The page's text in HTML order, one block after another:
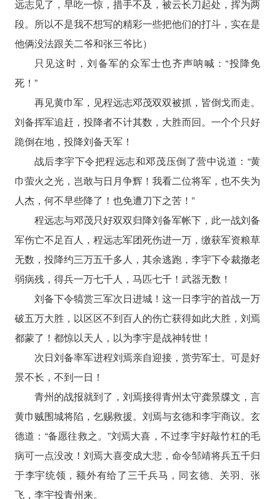
远志见了，早吃一惊，措手不及，被云长刀起处，挥为两
段。所以不是我不想写的精彩一些把他们的打斗，实在是
他俩没法跟关二爷和张三爷比）
只见这时，刘备军的众军士也齐声呐喊：“投降免
死！”
再见黄巾军，见程远志邓茂双双被抓，皆倒戈而走。
刘备挥军追赶，投降者不计其数，大胜而回。一个个只好
跪倒在地，投降刘备天军！
战后李宇下令把程远志和邓茂压倒了营中说道：“黄
巾萤火之光，岂敢与日月争辉！我看二位将军，也不失为
人杰，何不早些降了！也免遭刀下之苦！”
程远志与邓茂只好双双归降刘备军帐下，此一战刘备
军伤亡不足百人，程远志军团死伤进一万，缴获军资粮草
无数，投降约三万五千多人，其余逃跑，李宇下令裁撤老
弱病残，得兵一万七千人，马匹七千！武器无数！
刘备下令犒赏三军次日进城！这一日李宇的首战一万
破五万大胜，以区区不到百人的伤亡获得如此大胜，刘焉
都蒙了！都惊以天人，以为李宇是战神转世！
次日刘备率军进程刘焉亲自迎接，赏劳军士。可是好
景不长，不到一日！
青州的战报就到了，刘焉接得青州太守龚景牒文，言
黄巾贼围城将陷，乞赐救援。刘焉与玄德和李宇商议。玄
德道：“备愿往救之。”刘焉大喜，不过李宇好敲竹杠的毛
病可一点没改！刘焉大喜变成大悲，命令邹靖将兵五千归
于李宇统领，额外有给了三千兵马，同玄德、关羽、张
飞，李宇投青州来。